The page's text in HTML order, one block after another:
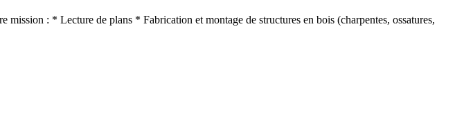
: * Lecture de plans * Fabrication et montage de structures en bois (charpentes, ossatures,